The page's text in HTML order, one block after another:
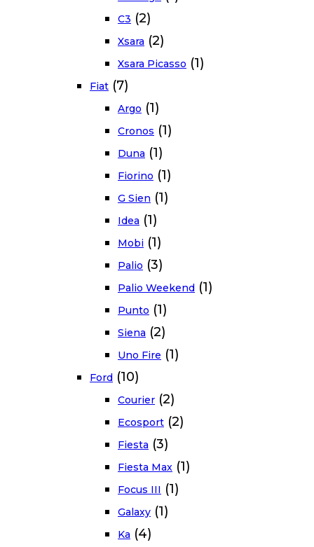
C3 (2)
Xsara (2)
Xsara Picasso (1)
Fiat (7)
Argo (1)
Cronos (1)
Duna (1)
Fiorino (1)
G Sien (1)
Idea (1)
Mobi (1)
Palio (3)
Palio Weekend (1)
Punto (1)
Siena (2)
Uno Fire (1)
Ford (10)
Courier (2)
Ecosport (2)
Fiesta (3)
Fiesta Max (1)
Focus III (1)
Galaxy (1)
Ka (4)